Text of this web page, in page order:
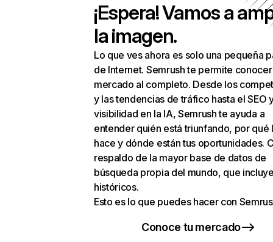
¡Espera! Vamos a
la imagen.
Lo que ves ahora es solo una pequeña
de Internet. Semrush te permite
mercado al completo. Desde los
y las tendencias de tráfico hasta el SEO
visibilidad en la IA, Semrush te ayuda a
entender quién está triunfando, por qué
hace y dónde están tus oportunidades.
respaldo de la mayor base de datos de
búsqueda propia del mundo, que
históricos.
Esto es lo que puedes hacer con
Conoce tu mercado